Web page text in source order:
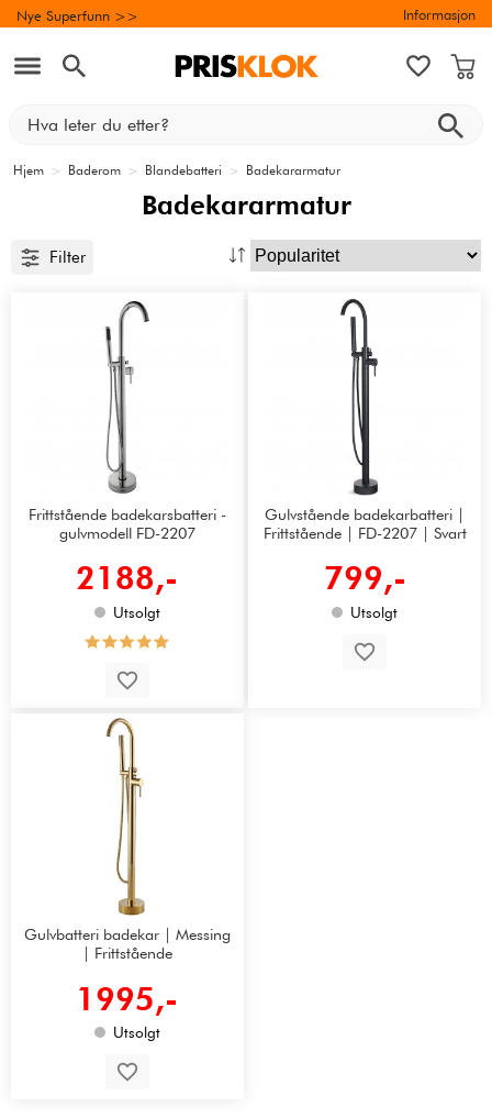
Nye Superfunn >> Informasjon
Hjem > Baderom > Blandebatteri > Badekararmatur
Badekararmatur
Filter
Frittstående badekarsbatteri -
gulvmodell FD-2207
2188,-
Utsolgt
Gulvstående badekarbatteri |
Frittstående | FD-2207 | Svart
799,-
Utsolgt
Gulvbatteri badekar | Messing
| Frittstående
1995,-
Utsolgt